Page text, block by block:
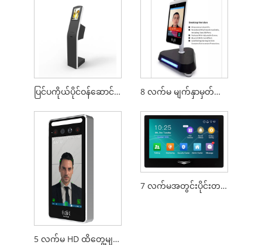
ပြင်ပကိုယ်ပိုင်ဝန်ဆောင်မှု Kiosk 8 လက်မ မျက်နှာမှတ်သားမှု ဂိတ်ကိရိယာ နံရံတွင် တပ်ဆင်ထားသည်။
5 လက်မ HD ထိတွေ့မျက်နှာပြင် မျက်နှာပြင် အသုံးပြုခွင့် ထိန်းချုပ်ကိရိယာ Linux
7 လက်မအတွင်းပိုင်းတပ်ဖွဲ့ဝင်ဗွီဒီယိုခေါ်ဆိုမှုဖုန်းများအတွက်ဖုန်းနံပါတ်